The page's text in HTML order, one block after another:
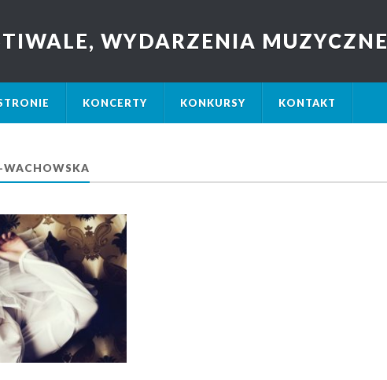
WYDARZENIA MUZYCZNE
KONCERTY KONKURSY KONTAKT
WACHOWSKA